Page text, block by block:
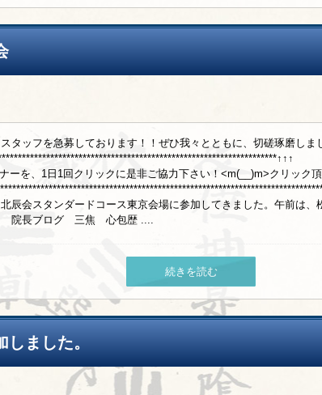
タッフを急募しております！！ぜひ我々とともに、切磋琢磨しま
ーを、1日1回クリックに是非ご協力下さい！<m(__)m>クリック
辰会スタンダードコース東京会場に参加してきました。午前は、
院長ブログ 三焦 心包歴 ....
続きを読む
ました。